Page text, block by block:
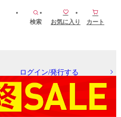
検索 お気に入り カート
ログイン/発行する